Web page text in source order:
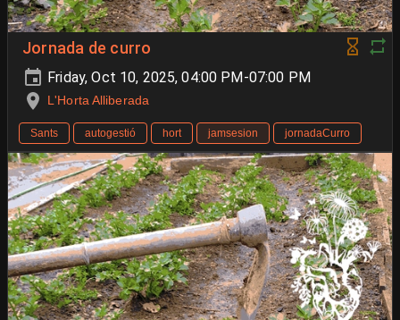
Jornada de curro
Friday, Oct 10, 2025, 04:00 PM-07:00 PM
L'Horta Alliberada
Sants autogestió hort jamsesion jornadaCurro